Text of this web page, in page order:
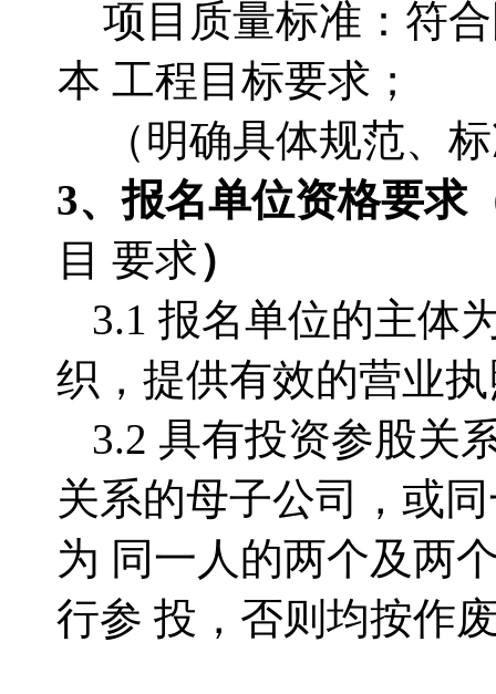
项目质量标准：符
本 工程目标要求；
（明确具体规范、
3、报名单位资格要求
目 要求）
3.1 报名单位的主体
织，提供有效的营业
3.2 具有投资参股关
关系的母子公司，或
为 同一人的两个及两
行参 投，否则均按作